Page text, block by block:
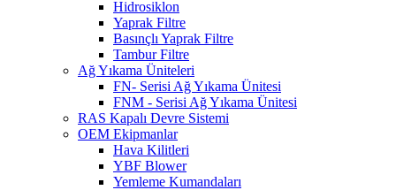
Hidrosiklon
Yaprak Filtre
Basınçlı Yaprak Filtre
Tambur Filtre
Ağ Yıkama Üniteleri
FN- Serisi Ağ Yıkama Ünitesi
FNM - Serisi Ağ Yıkama Ünitesi
RAS Kapalı Devre Sistemi
OEM Ekipmanlar
Hava Kilitleri
YBF Blower
Yemleme Kumandaları